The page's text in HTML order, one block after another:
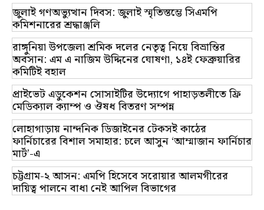
জুলাই গণঅভ্যুত্থান দিবস: জুলাই স্মৃতিস্তম্ভে সিএমপি
কমিশনারের শ্রদ্ধাঞ্জলি
রাঙ্গুনিয়া উপজেলা শ্রমিক দলের নেতৃত্ব নিয়ে বিভ্রান্তির
অবসান: এম এ নাজিম উদ্দিনের ঘোষণা, ১৪ই ফেব্রুয়ারির
কমিটিই বহাল
প্রাইভেট এডুকেশন সোসাইটির উদ্যোগে পাহাড়তলীতে ফ্রি
মেডিক্যাল ক্যাম্প ও ঔষধ বিতরণ সম্পন্ন
লোহাগাড়ায় নান্দনিক ডিজাইনের টেকসই কাঠের
ফার্নিচারের বিশাল সমাহার: চলে আসুন ‘আম্মাজান ফার্নিচার
মার্ট’-এ
চট্টগ্রাম-২ আসন: এমপি হিসেবে সরোয়ার আলমগীরের
দায়িত্ব পালনে বাধা নেই আপিল বিভাগের